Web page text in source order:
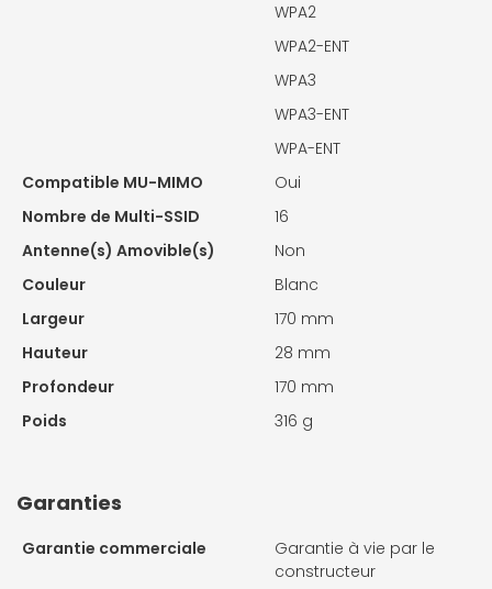
WPA2
WPA2-ENT
WPA3
WPA3-ENT
WPA-ENT
Compatible MU-MIMO
Oui
Nombre de Multi-SSID
16
Antenne(s) Amovible(s)
Non
Couleur
Blanc
Largeur
170 mm
Hauteur
28 mm
Profondeur
170 mm
Poids
316 g
Garanties
Garantie commerciale
Garantie à vie par le
constructeur